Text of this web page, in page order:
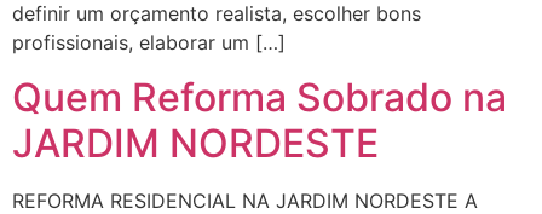
definir um orçamento realista, escolher bons
profissionais, elaborar um […]
Quem Reforma Sobrado na
JARDIM NORDESTE
REFORMA RESIDENCIAL NA JARDIM NORDESTE A